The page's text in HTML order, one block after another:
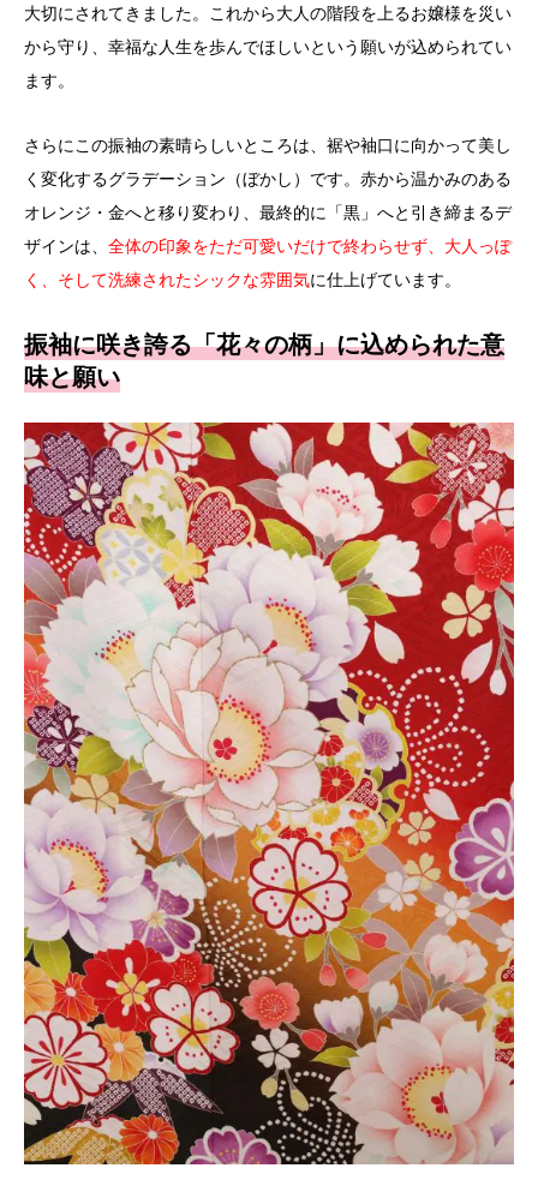
大切にされてきました。これから大人の階段を上るお嬢様を災い
から守り、幸福な人生を歩んでほしいという願いが込められてい
ます。
さらにこの振袖の素晴らしいところは、裾や袖口に向かって美し
く変化するグラデーション（ぼかし）です。赤から温かみのある
オレンジ・金へと移り変わり、最終的に「黒」へと引き締まるデ
ザインは、 全体の印象をただ可愛いだけで終わらせず、大人っぽ
く、そして洗練されたシックな雰囲気に仕上げています。
振袖に咲き誇る「花々の柄」に込められた意
味と願い